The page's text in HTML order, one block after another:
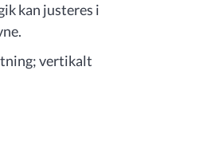
kan justeres i
vertikalt